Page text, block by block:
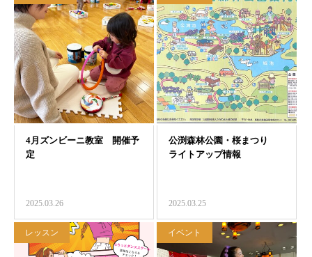
2025.03.26 2025.03.25
レッスン イベント